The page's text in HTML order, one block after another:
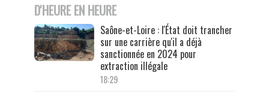
D'HEURE EN HEURE
Saône-et-Loire : l'État doit trancher
sur une carrière qu'il a déjà
sanctionnée en 2024 pour
extraction illégale
18:29